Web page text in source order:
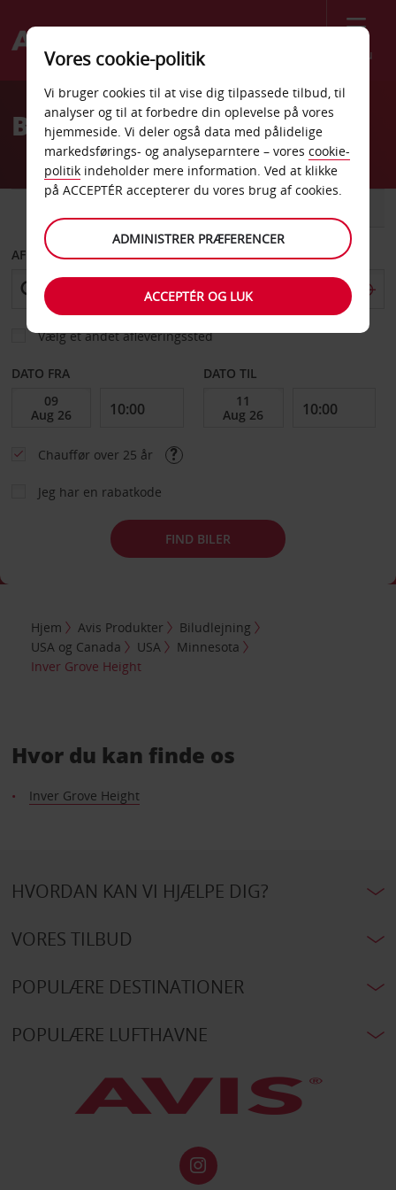
Menu
Welcome
AvisBilleje Inver Grove Height
AFHENT FRA
Vælg et andet afleveringssted
DATO FRA DATO TIL
Chauffør over 25 år
Jeg har en rabatkode
FIND BILER
Hjem Avis Produkter
Biludlejning
USA og Canada
USA
Minnesota
Inver Grove Height
Hvor du kan finde os
Inver Grove Height
HVORDAN KAN VI HJÆLPE DIG?
VORES TILBUD
POPULÆRE DESTINATIONER
POPULÆRE LUFTHAVNE
Vores cookie-politik
Vi bruger cookies til at vise dig tilpassede tilbud, til
analyser og til at forbedre din oplevelse på vores
hjemmeside. Vi deler også data med pålidelige
markedsførings- og analyseparntere – vores cookie-
politik indeholder mere information. Ved at klikke
på ACCEPTÉR accepterer du vores brug af cookies.
ADMINISTRER PRÆFERENCER
ACCEPTÉR OG LUK